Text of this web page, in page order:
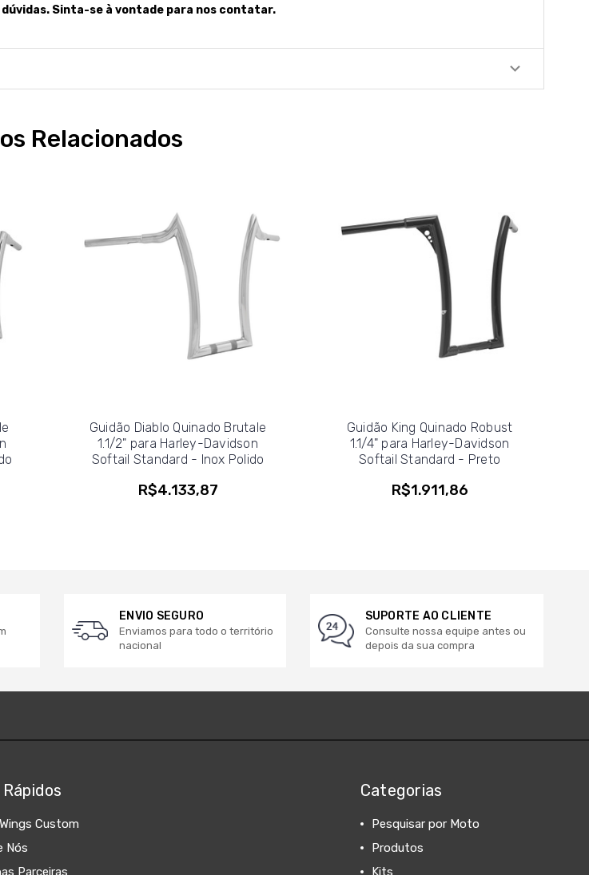
Sinta-se à vontade para nos contatar.
Relacionados
Guidão Diablo Quinado Brutale
1.1/2" para Harley-Davidson
Softail Standard - Inox Polido
R$4.133,87
Guidão King Quinado Robust
1.1/4" para Harley-Davidson
Softail Standard - Preto
R$1.911,86
ENVIO SEGURO
Enviamos para todo o território
nacional
SUPORTE AO CLIENTE
Consulte nossa equipe antes ou
depois da sua compra
Custom
Nós
Parceiras
Categorias
Pesquisar por Moto
Produtos
Kits